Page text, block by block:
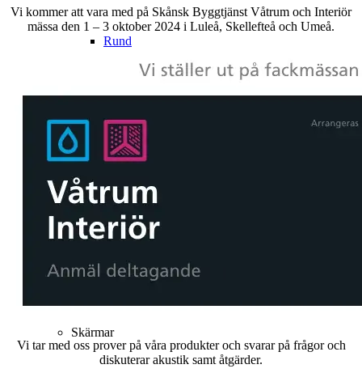
Rund
Triangel
Plank
Notis
Skärmar
Vi kommer att vara med på Skånsk Byggtjänst Våtrum och Interiör
mässa den 1 – 3 oktober 2024 i Luleå, Skellefteå och Umeå.
Vi tar med oss prover på våra produkter och svarar på frågor och
diskuterar akustik samt åtgärder.